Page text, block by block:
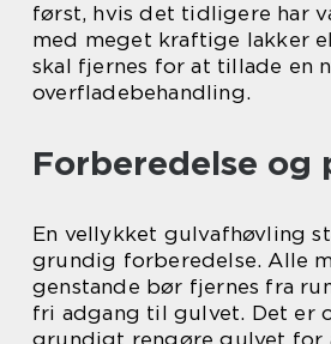
først, hvis det tidligere har
med meget kraftige lakker
skal fjernes for at tillade en
overfladebehandling.
Forberedelse og
En vellykket gulvafhøvling
grundig forberedelse. Alle
genstande bør fjernes fra
fri adgang til gulvet. Det er
grundigt rengøre gulvet for